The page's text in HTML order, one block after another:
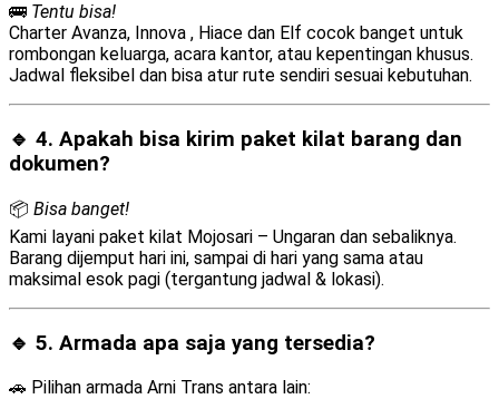
🚌 Tentu bisa!
Charter Avanza, Innova , Hiace dan Elf cocok banget untuk
rombongan keluarga, acara kantor, atau kepentingan khusus.
Jadwal fleksibel dan bisa atur rute sendiri sesuai kebutuhan.
🔹 4. Apakah bisa kirim paket kilat barang dan
dokumen?
📦 Bisa banget!
Kami layani paket kilat Mojosari – Ungaran dan sebaliknya.
Barang dijemput hari ini, sampai di hari yang sama atau
maksimal esok pagi (tergantung jadwal & lokasi).
🔹 5. Armada apa saja yang tersedia?
🚗 Pilihan armada Arni Trans antara lain: